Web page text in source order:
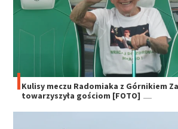
Kulisy meczu Radomiaka z Górnikiem
towarzyszyła gościom [FOTO]